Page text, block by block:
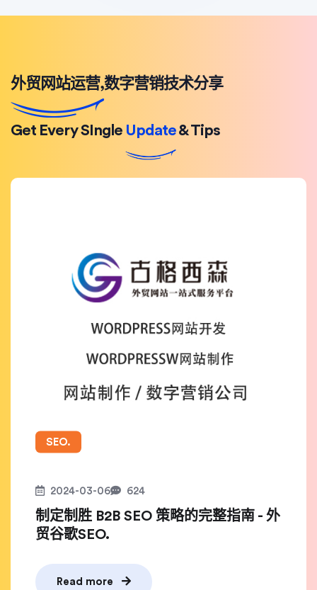
外贸网站运营,数字营销技术分享
Get Every SIngle Update& Tips
SEO.
2024-03-06 624
制定制胜 B2B SEO 策略的完整指南 - 外
贸谷歌SEO.
Read more